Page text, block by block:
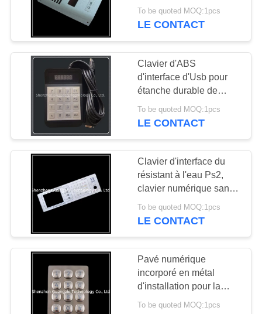
client pour le système de
contrôle d'accès
To be quoted MOQ:1pcs
LE CONTACT
Clavier d'ABS
d'interface d'Usb pour
étanche durable de
machine de billet
d'autobus
To be quoted MOQ:1pcs
LE CONTACT
Clavier d'interface du
résistant à l'eau Ps2,
clavier numérique sans
fil d'acier inoxydable
To be quoted MOQ:1pcs
LE CONTACT
Pavé numérique
incorporé en métal
d'installation pour la
porte de sécurité de
To be quoted MOQ:1pcs